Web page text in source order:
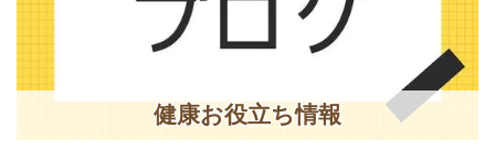
健康お役立ち情報